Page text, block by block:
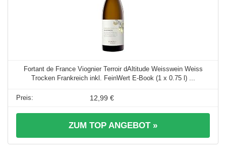
Fortant de France Viognier Terroir dAltitude Weisswein Weiss
Trocken Frankreich inkl. FeinWert E-Book (1 x 0.75 l) ...
12,99 €
ZUM TOP ANGEBOT »